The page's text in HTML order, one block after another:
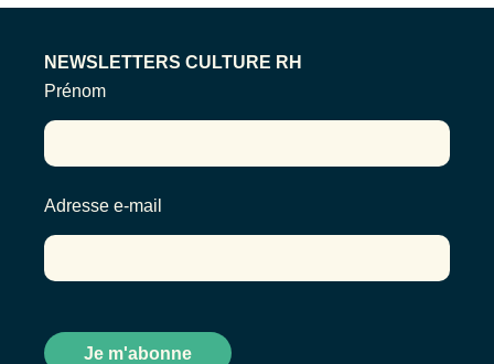
NEWSLETTERS CULTURE RH
Prénom
Adresse e-mail